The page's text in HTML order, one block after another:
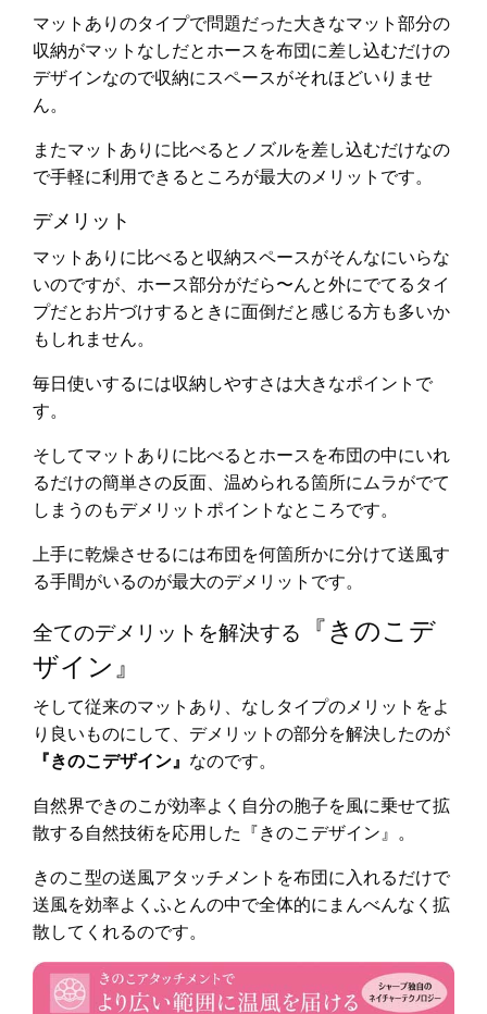
マットありのタイプで問題だった大きなマット部分の
収納がマットなしだとホースを布団に差し込むだけの
デザインなので収納にスペースがそれほどいりませ
ん。
またマットありに比べるとノズルを差し込むだけなの
で手軽に利用できるところが最大のメリットです。
デメリット
マットありに比べると収納スペースがそんなにいらな
いのですが、ホース部分がだら〜んと外にでてるタイ
プだとお片づけするときに面倒だと感じる方も多いか
もしれません。
毎日使いするには収納しやすさは大きなポイントで
す。
そしてマットありに比べるとホースを布団の中にいれ
るだけの簡単さの反面、温められる箇所にムラがでて
しまうのもデメリットポイントなところです。
上手に乾燥させるには布団を何箇所かに分けて送風す
る手間がいるのが最大のデメリットです。
全てのデメリットを解決する
『きのこデ
ザイン』
そして従来のマットあり、なしタイプのメリットをよ
り良いものにして、デメリットの部分を解決したのが
『きのこデザイン』 なのです。
自然界できのこが効率よく自分の胞子を風に乗せて拡
散する自然技術を応用した『きのこデザイン』。
きのこ型の送風アタッチメントを布団に入れるだけで
送風を効率よくふとんの中で全体的にまんべんなく拡
散してくれるのです。